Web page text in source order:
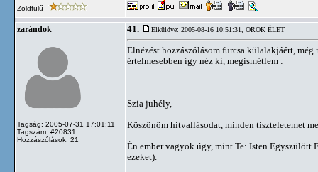
Zöldfülű
zarándok
Tagság: 2005-07-31 17:01:11
Tagszám: #20831
Hozzászólások: 21
41. Elküldve: 2005-08-16 10:51:31, ÖRÖK ÉLET
Elnézést hozzászólásom furcsa külalakjáért,
értelmesebben így néz ki, megismétlem :
Szia juhély,
Köszönöm hitvallásodat, minden tiszteletemet
Én ember vagyok úgy, mint Te: Isten Egyszülött
ezeket).